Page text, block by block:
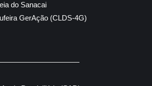
do Sanacai
GerAção (CLDS-4G)